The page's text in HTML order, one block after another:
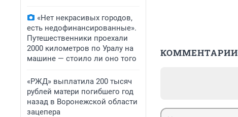
«Нет некрасивых городов,
есть недофинансированные».
Путешественники проехали
2000 километров по Уралу на
машине — стоило ли оно того
«РЖД» выплатила 200 тысяч
рублей матери погибшего год
назад в Воронежской области
зацепера
КОММЕНТАРИИ